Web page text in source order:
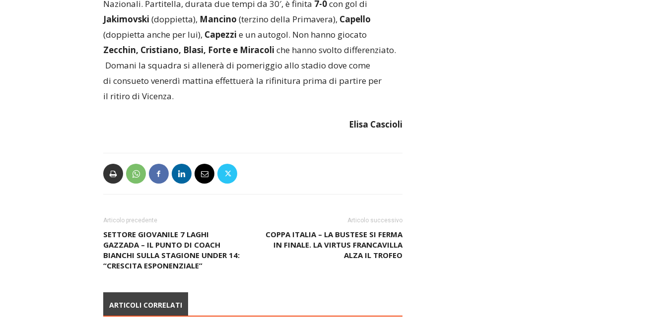
Nazionali. Partitella, durata due tempi da 30′, è finita 7-0con gol di
Jakimovski (doppietta), Mancino (terzino della Primavera), Capello
(doppietta anche per lui), Capezzi e un autogol. Non hanno giocato
Zecchin, Cristiano, Blasi, Forte e Miracoli che hanno svolto differenziato.
Domani la squadra si allenerà di pomeriggio allo stadio dove come
di consueto venerdì mattina effettuerà la rifinitura prima di partire per
il ritiro di Vicenza.
Elisa Cascioli
Articolo precedente
SETTORE GIOVANILE 7 LAGHI
GAZZADA – IL PUNTO DI COACH
BIANCHI SULLA STAGIONE UNDER 14:
“CRESCITA ESPONENZIALE”
Articolo successivo
COPPA ITALIA – LA BUSTESE SI FERMA
IN FINALE. LA VIRTUS FRANCAVILLA
ALZA IL TROFEO
ARTICOLI CORRELATI